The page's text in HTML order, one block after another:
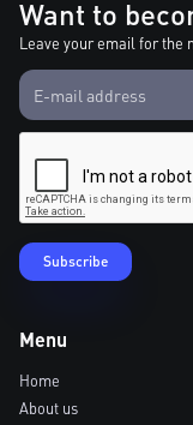
Want to
Leave your email for the
Menu
Home
About us